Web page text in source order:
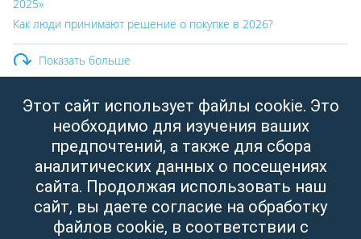
Этот сайт использует файлы cookie. Это
необходимо для изучения ваших
предпочтений, а также для сбора
аналитических данных о посещениях
сайта. Продолжая использовать наш
сайт, вы даете согласие на обработку
файлов cookie, в соответствии с
2025»
Как люди принимают решение о покупке в 2026?
Показать больше
ООО «Вебком Групп»
Юридический адрес:
Республика Беларусь, г. Минск,
ул. Свердлова, д.11, пом. 332
УНП: 190437288
Зарегистрировано Мингорисполкомом от 14.04.2003